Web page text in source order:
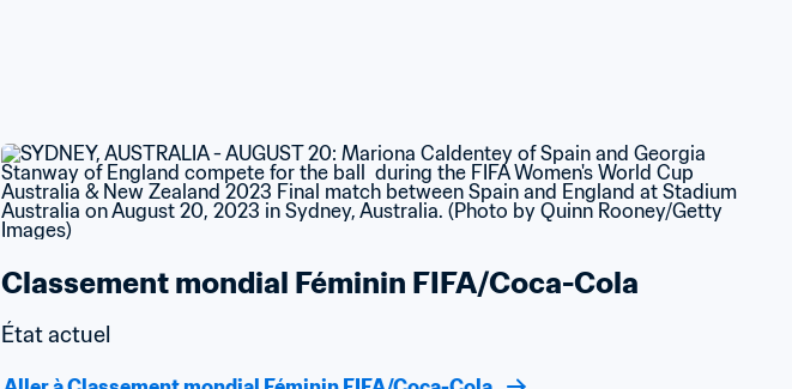
Classement mondial Féminin FIFA/Coca-Cola
État actuel